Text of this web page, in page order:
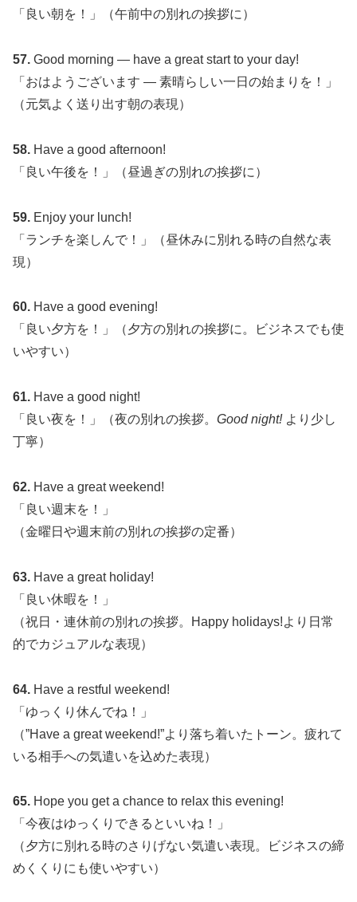
「良い朝を！」（午前中の別れの挨拶に）
57. Good morning — have a great start to your day!
「おはようございます — 素晴らしい一日の始まりを！」
（元気よく送り出す朝の表現）
58. Have a good afternoon!
「良い午後を！」（昼過ぎの別れの挨拶に）
59. Enjoy your lunch!
「ランチを楽しんで！」（昼休みに別れる時の自然な表
現）
60. Have a good evening!
「良い夕方を！」（夕方の別れの挨拶に。ビジネスでも使
いやすい）
61. Have a good night!
「良い夜を！」（夜の別れの挨拶。 Good night!より少し
丁寧）
62. Have a great weekend!
「良い週末を！」
（金曜日や週末前の別れの挨拶の定番）
63. Have a great holiday!
「良い休暇を！」
（祝日・連休前の別れの挨拶。Happy holidays!より日常
的でカジュアルな表現）
64. Have a restful weekend!
「ゆっくり休んでね！」
（”Have a great weekend!”より落ち着いたトーン。疲れて
いる相手への気遣いを込めた表現）
65. Hope you get a chance to relax this evening!
「今夜はゆっくりできるといいね！」
（夕方に別れる時のさりげない気遣い表現。ビジネスの締
めくくりにも使いやすい）